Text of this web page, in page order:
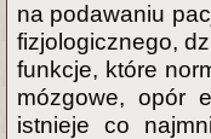
na podawaniu
fizjologicznego,
funkcje, które
mózgowe, opór
istnieje co